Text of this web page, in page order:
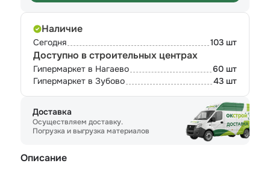
Наличие
Сегодня 103 шт
Доступно в строительных центрах
Гипермаркет в Нагаево
60 шт
Гипермаркет в Зубово
43 шт
Доставка
Осуществляем доставку.
Погрузка и выгрузка материалов
Описание